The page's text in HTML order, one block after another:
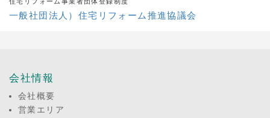
一般社団法人）住宅リフォーム推進協議会
会社情報
会社概要
営業エリア